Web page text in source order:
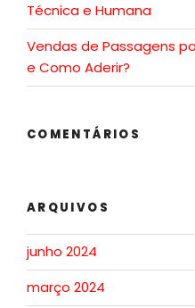
Técnica e Humana
Vendas de Passagens
e Como Aderir?
COMENTÁRIOS
ARQUIVOS
junho 2024
março 2024